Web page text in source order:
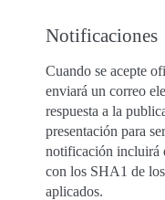
Notificaciones
Cuando se acepte
enviará un correo
respuesta a la
presentación para
notificación incluirá
con los SHA1 de
aplicados.